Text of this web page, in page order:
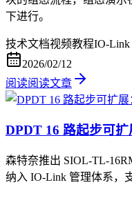
下进行。
技术文档视频教程IO-Link
2026/02/12
阅读阅读文章
DPDT 16 路起步可
森特奈推出 SIOL-TL-
纳入 IO-Link 管理体系，